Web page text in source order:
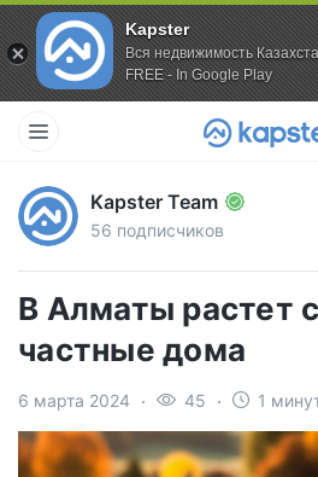
Kapster
Вся недвижимость
FREE - In Google Play
Kapster Team
56 подписчиков
В Алматы растет
частные дома
6 марта 2024 45 1